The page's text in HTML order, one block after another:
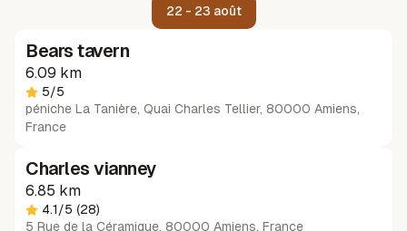
22 - 23 août
Bears tavern
6.09 km
5/5
péniche La Tanière, Quai Charles Tellier, 80000 Amiens,
France
Charles vianney
6.85 km
4.1/5 (28)
5 Rue de la Céramique, 80000 Amiens, France